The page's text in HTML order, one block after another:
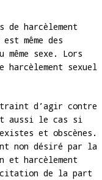
harcèlement
même des
sexe. Lors
sexuel
d’agir contre
aussi le cas si
et obscènes.
non désiré par la
et harcèlement
de la part